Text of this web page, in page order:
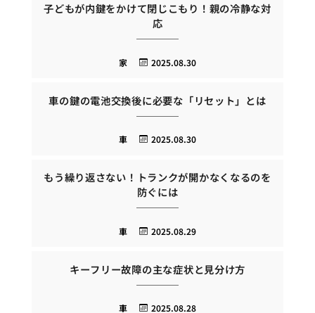
子どもが内鍵をかけて閉じこもり！親の冷静な対
応
2025.08.30
家
車の鍵の電池交換後に必要な「リセット」とは
2025.08.30
車
もう繰り返さない！トランクが開かなくなるのを
防ぐには
2025.08.29
車
キーフリー故障の主な症状と見分け方
2025.08.28
車